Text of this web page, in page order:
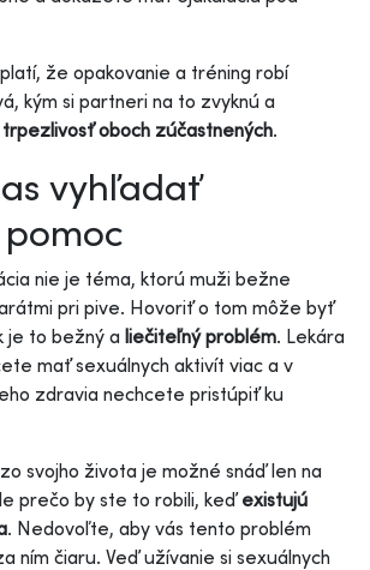
že opakovanie a tréning robí
kým si partneri na to zvyknú a
trpezlivosť oboch zúčastnených.
vyhľadať
nie je téma, ktorú muži bežne
pri pive. Hovoriť o tom môže byť
je to bežný a liečiteľný problém. Lekára
mať sexuálnych aktivít viac a v
zdravia nechcete pristúpiť ku
svojho života je možné snáď len na
prečo by ste to robili, keďexistujú
. Nedovoľte, aby vás tento problém
ním čiaru. Veď užívanie si sexuálnych